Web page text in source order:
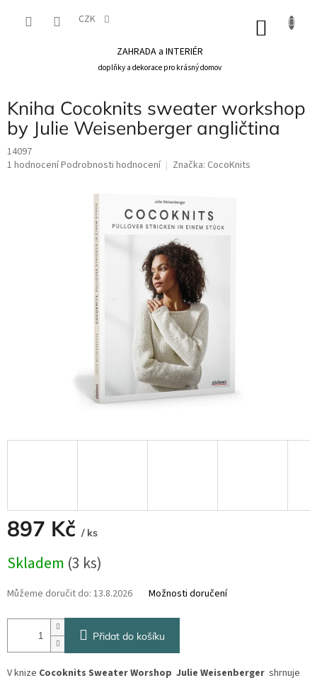
CZK
ZAHRADA a INTERIÉR
doplňky a dekorace pro krásný domov
Kniha Cocoknits sweater workshop
by Julie Weisenberger angličtina
14097
Průměrné
1 hodnoceníPodrobnosti hodnocení Značka: CocoKnits
897 Kč / ks
cena:
Skladem (3 ks)
Můžeme doručit do: 13.8.2026 Možnosti doručení
Přidat do košíku
V knize Cocoknits Sweater Worshop Julie Weisenberger shrnuje